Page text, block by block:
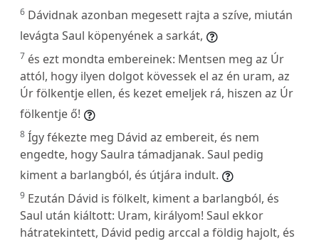
6 Dávidnak azonban megesett rajta a szíve, miután
levágta Saul köpenyének a sarkát,
7 és ezt mondta embereinek: Mentsen meg az Úr
attól, hogy ilyen dolgot kövessek el az én uram, az
Úr fölkentje ellen, és kezet emeljek rá, hiszen az Úr
fölkentje ő!
8 Így fékezte meg Dávid az embereit, és nem
engedte, hogy Saulra támadjanak. Saul pedig
kiment a barlangból, és útjára indult.
9 Ezután Dávid is fölkelt, kiment a barlangból, és
Saul után kiáltott: Uram, királyom! Saul ekkor
hátratekintett, Dávid pedig arccal a földig hajolt, és